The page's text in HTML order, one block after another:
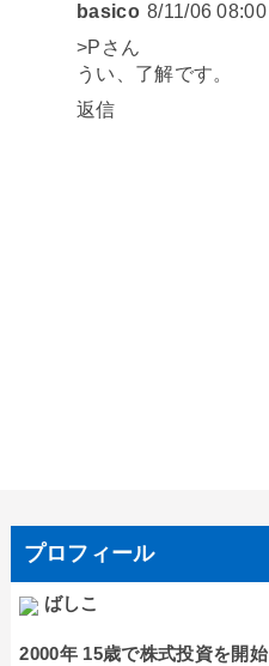
basico 8/11/06 08:00
>Pさん
うい、了解です。
返信
プロフィール
ばしこ
2000年 15歳で株式投資を開始